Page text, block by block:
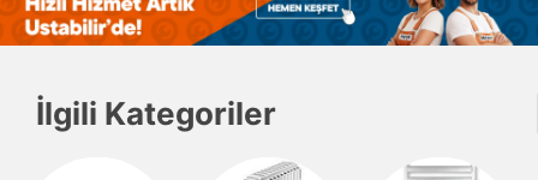
İlgili Kategoriler